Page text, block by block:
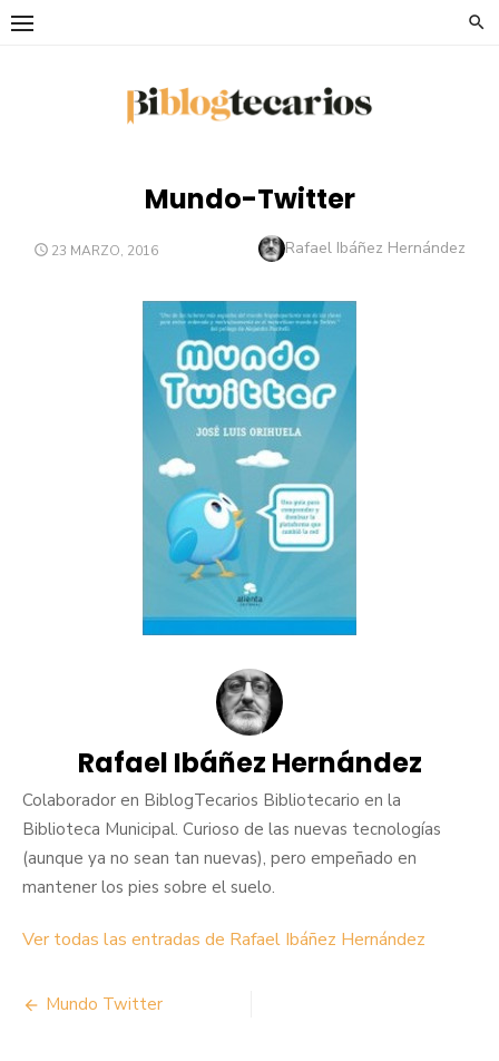
Saltar
Mundo-Twitter
PUBLICADO
23 MARZO, 2016 Autor
Rafael Ibáñez Hernández
Rafael Ibáñez Hernández
Colaborador en BiblogTecarios Bibliotecario en la
Biblioteca Municipal. Curioso de las nuevas tecnologías
(aunque ya no sean tan nuevas), pero empeñado en
mantener los pies sobre el suelo.
Ver todas las entradas de Rafael Ibáñez Hernández
Navegación
Mundo Twitter